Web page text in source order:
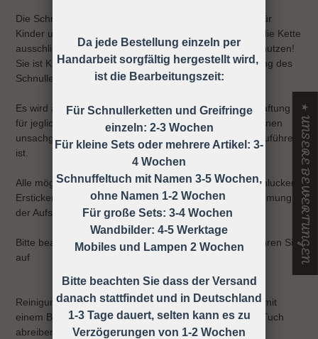
Die Schnullerkette darf nicht unbefestigt als Spielzeug für
Kinder unter 36 Monaten verwendet werden, daher ist die Kette
ausschließlich unter Aufsicht eines Erwachsenen zu benutzen!
Sie ist KEIN Spielzeug, sondern dient nur zur Befestigung des
Schnullers an der Kleidung.
Es wird ausdrücklich darauf hingewiesen, dass keine Haftung
für jegliche Art von Risiken übernommen wird, die auf einen
unsachgemäßen Gebrauch der Schnullerkette zurück zuführen
ist.
Alle möglichen Unfälle und Verletzungen wie z.B. Verschlucken,
Ersticken, Strangulieren ect. können durch die Wahrnehmung
der Aufsichtspflicht vermieden werden!
Bitte beachten Sie die Gebrauchsanweisung und bewahren Sie
auf
Reinigung: Sie können die Schnullerkette ganz einfach mit
einem Baby-Feuchttuch oder einem anderen feuchten Tuch
abreiben.
★ UNSERE BEWERTUNGEN
Da jede Bestellung einzeln per
Handarbeit sorgfältig hergestellt wird,
ist die Bearbeitungszeit:
Für Schnullerketten und Greifringe
einzeln: 2-3 Wochen
Für kleine Sets oder mehrere Artikel: 3-
4 Wochen
Schnuffeltuch mit Namen 3-5 Wochen,
ohne Namen 1-2 Wochen
Für große Sets: 3-4 Wochen
Wandbilder: 4-5 Werktage
Mobiles und Lampen 2 Wochen
Bitte beachten Sie dass der Versand
danach stattfindet und in Deutschland
1-3 Tage dauert, selten kann es zu
Verzögerungen von 1-2 Wochen